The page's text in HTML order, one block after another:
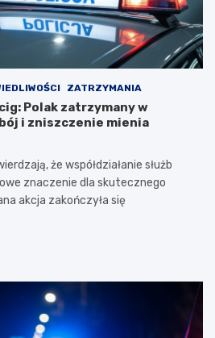
ZATRZYMANIA
Polak zatrzymany w
i zniszczenie mienia
że współdziałanie służb
znaczenie dla skutecznego
akcja zakończyła się